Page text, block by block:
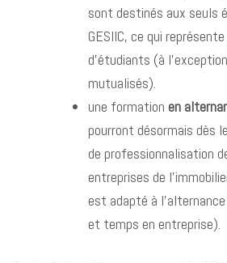
sont destinés aux seuls
GESIIC, ce qui
d’étudiants (à
mutualisés).
une formation en
pourront désormais dès
de professionnalisation
entreprises de
est adapté à
et temps en entreprise).